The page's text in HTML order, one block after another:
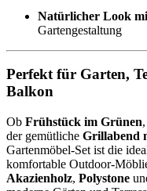
Natürlicher Look
Gartengestaltung
Perfekt für Garten,
Balkon
Ob Frühstück im Grünen,
der gemütliche Grillabend
Gartenmöbel-Set ist die
komfortable Outdoor-
Akazienholz, Polystone